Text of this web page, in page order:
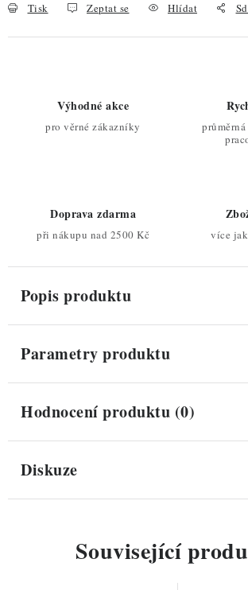
Tisk Zeptat se Hlídat
Výhodné akce
pro věrné zákazníky
Doprava zdarma
při nákupu nad 2500 Kč více
Popis produktu
Parametry produktu
Hodnocení produktu (0)
Diskuze
Související